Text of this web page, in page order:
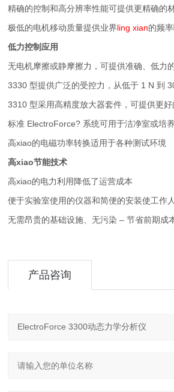
精确的控制和高分辨率性能可提供更精确的
极低的电机移动质量提供业界ling xian的频
低力控制应用
无电机摩擦或静摩擦力，可提供准确、低力
3330 型提供广泛的受控力，从低于 1 N 到
3310 型采用高精度放大器套件，可提供更
标准 ElectroForce? 系统可用于洁净室或培
高xiao的电磁功率转换适用于各种测试环境
高xiao节能技术
高xiao的电力利用降低了运营成本
便于实验室使用的仪器和简便的安装使工作
无需昂贵的基础设施、无污染 – 节省前期成
产品咨询